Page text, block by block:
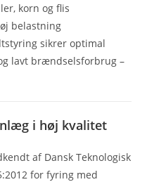
korn og flis
belastning
sikrer optimal
lavt brændselsforbrug –
i høj kvalitet
af Dansk Teknologisk
for fyring med